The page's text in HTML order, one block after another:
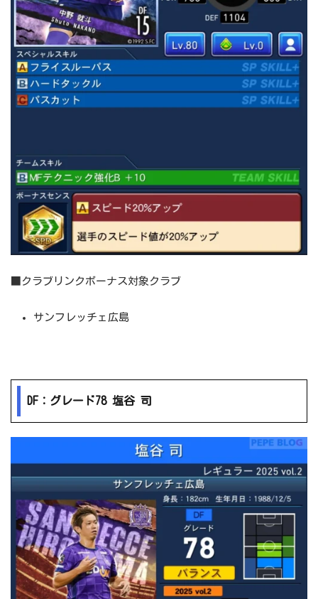
■クラブリンクボーナス対象クラブ
サンフレッチェ広島
DF：グレード78 塩谷 司